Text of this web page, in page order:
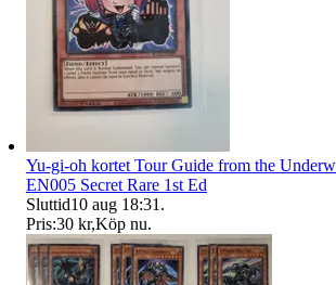
Yu-gi-oh kortet Tour Guide from the
EN005 Secret Rare 1st Ed
Sluttid10 aug 18:31 .
Pris:30 kr,Köp nu.